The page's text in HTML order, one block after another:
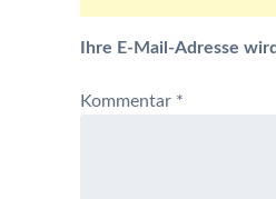
Ihre E-Mail-Adresse
Kommentar *